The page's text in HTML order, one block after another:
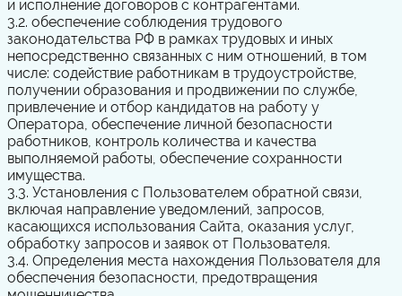
и исполнение договоров с контрагентами.
3.2. обеспечение соблюдения трудового
законодательства РФ в рамках трудовых и иных
непосредственно связанных с ним отношений, в том
числе: содействие работникам в трудоустройстве,
получении образования и продвижении по службе,
привлечение и отбор кандидатов на работу у
Оператора, обеспечение личной безопасности
работников, контроль количества и качества
выполняемой работы, обеспечение сохранности
имущества.
3.3. Установления с Пользователем обратной связи,
включая направление уведомлений, запросов,
касающихся использования Сайта, оказания услуг,
обработку запросов и заявок от Пользователя.
3.4. Определения места нахождения Пользователя для
обеспечения безопасности, предотвращения